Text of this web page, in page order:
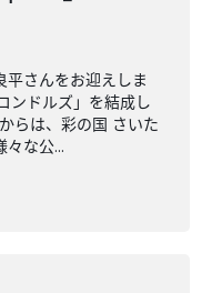
さんをお迎えしま
ンドルズ」を結成し
らは、彩の国 さいた
々な公...